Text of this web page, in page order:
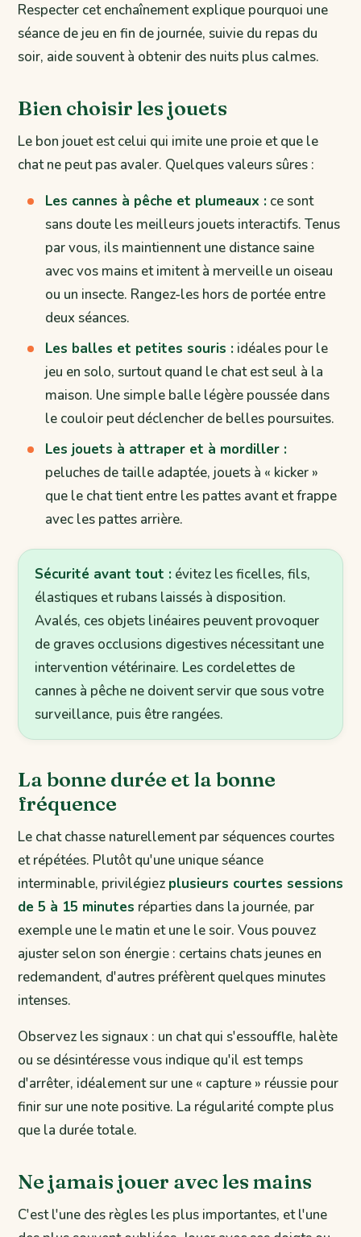
Respecter cet enchaînement explique pourquoi une
séance de jeu en fin de journée, suivie du repas du
soir, aide souvent à obtenir des nuits plus calmes.
Bien choisir les jouets
Le bon jouet est celui qui imite une proie et que le
chat ne peut pas avaler. Quelques valeurs sûres :
Les cannes à pêche et plumeaux : ce sont
sans doute les meilleurs jouets interactifs. Tenus
par vous, ils maintiennent une distance saine
avec vos mains et imitent à merveille un oiseau
ou un insecte. Rangez-les hors de portée entre
deux séances.
Les balles et petites souris : idéales pour le
jeu en solo, surtout quand le chat est seul à la
maison. Une simple balle légère poussée dans
le couloir peut déclencher de belles poursuites.
Les jouets à attraper et à mordiller :
peluches de taille adaptée, jouets à « kicker »
que le chat tient entre les pattes avant et frappe
avec les pattes arrière.
Sécurité avant tout : évitez les ficelles, fils,
élastiques et rubans laissés à disposition.
Avalés, ces objets linéaires peuvent provoquer
de graves occlusions digestives nécessitant une
intervention vétérinaire. Les cordelettes de
cannes à pêche ne doivent servir que sous votre
surveillance, puis être rangées.
La bonne durée et la bonne
fréquence
Le chat chasse naturellement par séquences courtes
et répétées. Plutôt qu'une unique séance
interminable, privilégiez plusieurs courtes sessions
de 5 à 15 minutes réparties dans la journée, par
exemple une le matin et une le soir. Vous pouvez
ajuster selon son énergie : certains chats jeunes en
redemandent, d'autres préfèrent quelques minutes
intenses.
Observez les signaux : un chat qui s'essouffle, halète
ou se désintéresse vous indique qu'il est temps
d'arrêter, idéalement sur une « capture » réussie pour
finir sur une note positive. La régularité compte plus
que la durée totale.
Ne jamais jouer avec les mains
C'est l'une des règles les plus importantes, et l'une